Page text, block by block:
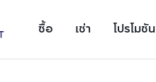
ซื้อ เช่า โปรโมชัน